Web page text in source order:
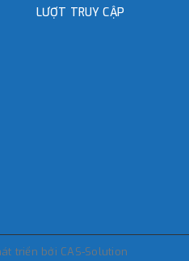
LƯỢT TRUY CẬP
triển bởi CAS-Solution